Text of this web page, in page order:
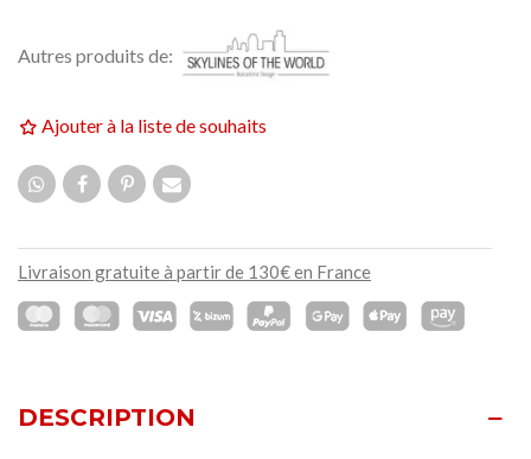
Autres produits de:
Ajouter à la liste de souhaits
Livraison gratuite à partir de 130€ en France
DESCRIPTION